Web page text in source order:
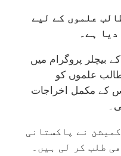
علموں کے لیے
دیا ہے۔
بیچلر پروگرام میں
طالب علموں کو
کے مکمل اخراجات
نے پاکستانی
طلب کر لی ہیں۔